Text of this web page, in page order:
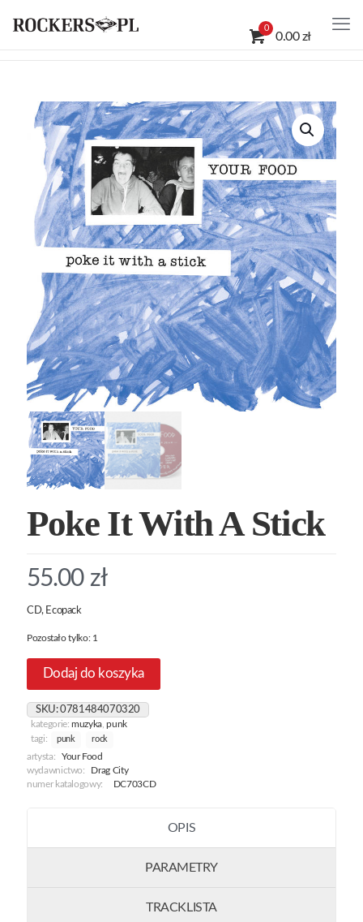
0
0.00 zł
Poke It With A Stick
55.00 zł
CD, Ecopack
Pozostało tylko: 1
Dodaj do koszyka
SKU:0781484070320
kategorie:muzyka ,punk
tagi:
punk rock
artysta:
Your Food
wydawnictwo:
Drag City
numer katalogowy:
DC703CD
OPIS
PARAMETRY
TRACKLISTA